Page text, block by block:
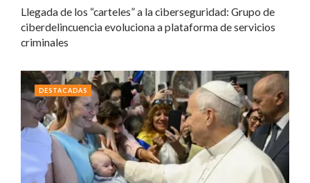
Llegada de los “carteles” a la ciberseguridad: Grupo de
ciberdelincuencia evoluciona a plataforma de servicios
criminales
DESTACADAS